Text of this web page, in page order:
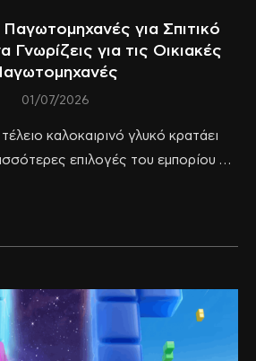
για Σπιτικό
Γνωρίζεις για τις Οικιακές
01/07/2026
καλοκαιρινό γλυκό κρατάει
επιλογές του εμπορίου …